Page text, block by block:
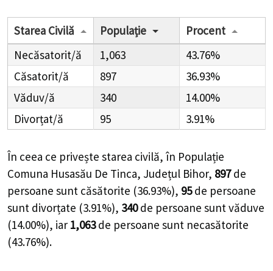
Starea Civilă Populație
Procent
Necăsatorit/ă
1,063
43.76%
Căsatorit/ă
897
36.93%
Văduv/ă
340
14.00%
Divorțat/ă
95 3.91%
În ceea ce privește starea civilă, în Populație
Comuna Husasău De Tinca, Județul Bihor, 897 de
persoane sunt căsătorite (36.93%), 95 de persoane
sunt divorțate (3.91%), 340 de persoane sunt văduve
(14.00%), iar 1,063 de persoane sunt necasătorite
(43.76%).